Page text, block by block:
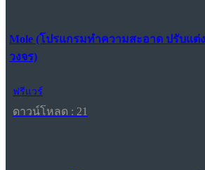
Mole (โปรแกรมทำความสะอาด ปรับแต่
วงจร)
ฟรีแวร์
ดาวน์โหลด : 21